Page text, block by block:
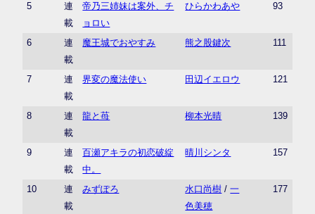
5
連
載
帝乃三姉妹は案外、チ
ョロい
ひらかわあや 93
6
連
載
魔王城でおやすみ 熊之股鍵次 111
7
連
載
界変の魔法使い 田辺イエロウ 121
8
連
載
龍と苺 柳本光晴 139
9
連
載
百瀬アキラの初恋破綻
中。
晴川シンタ 157
10
連
載
みずぽろ 水口尚樹 /一
色美穂
177